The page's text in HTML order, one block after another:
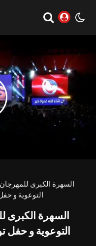
السهرة الكبرى
التوعوية و
السهرة الكبرى
التوعوية و حفل